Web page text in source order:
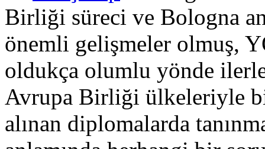
Birliği süreci ve Bologna
önemli gelişmeler olmuş,
oldukça olumlu yönde
Avrupa Birliği ülkeleriyle
alınan diplomalarda